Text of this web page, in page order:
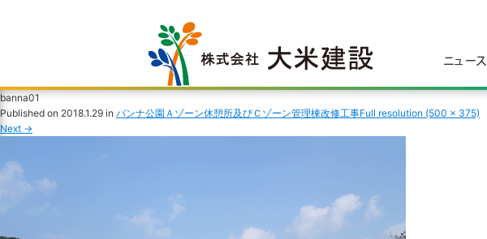
ニュース
banna01
Published on 2018.1.29 in バンナ公園Ａゾーン休憩所及びＣゾーン管理棟改修工事Full resolution (500 × 375)
Next →